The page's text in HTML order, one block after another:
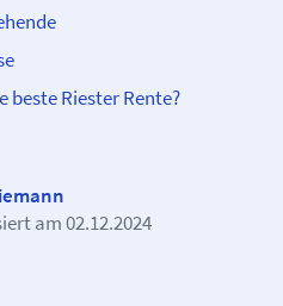
beste Riester Rente?
am02.12.2024